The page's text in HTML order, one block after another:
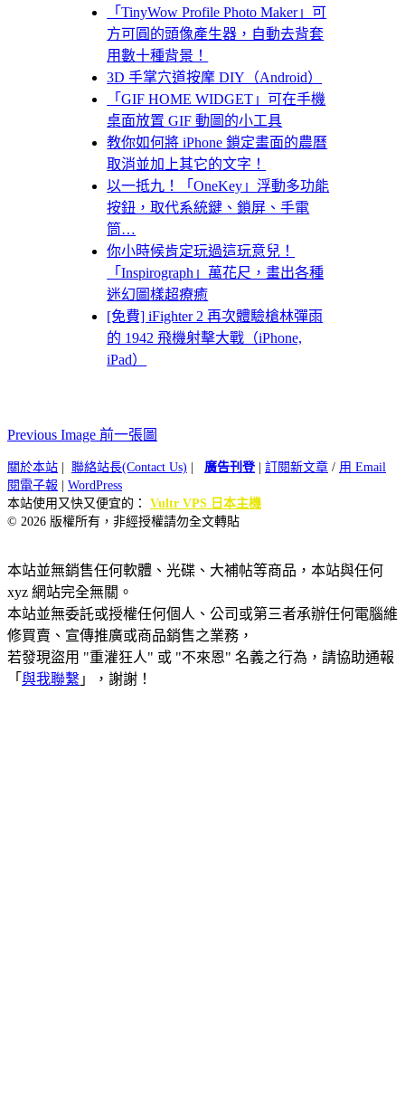
「TinyWow Profile Photo Maker」可
方可圓的頭像產生器，自動去背套
用數十種背景！
3D 手掌穴道按摩 DIY（Android）
「GIF HOME WIDGET」可在手機
桌面放置 GIF 動圖的小工具
教你如何將 iPhone 鎖定畫面的農曆
取消並加上其它的文字！
以一抵九！「OneKey」浮動多功能
按鈕，取代系統鍵、鎖屏、手電
筒…
你小時候肯定玩過這玩意兒！
「Inspirograph」萬花尺，畫出各種
迷幻圖樣超療癒
[免費] iFighter 2 再次體驗槍林彈雨
的 1942 飛機射擊大戰（iPhone,
iPad）
Previous Image 前一張圖
關於本站 聯絡站長(Contact Us) 廣告刊登| 訂閱新文章 / 用 Email
閱電子報
WordPress
本站使用又快又便宜的： Vultr VPS 日本主機
© 2026 版權所有，非經授權請勿全文轉貼
本站並無銷售任何軟體、光碟、大補帖等商品，本站與任何
xyz 網站完全無關。
本站並無委託或授權任何個人、公司或第三者承辦任何電腦維
修買賣、宣傳推廣或商品銷售之業務，
若發現盜用 "重灌狂人" 或 "不來恩" 名義之行為，請協助通報
「 與我聯繫 」，謝謝！